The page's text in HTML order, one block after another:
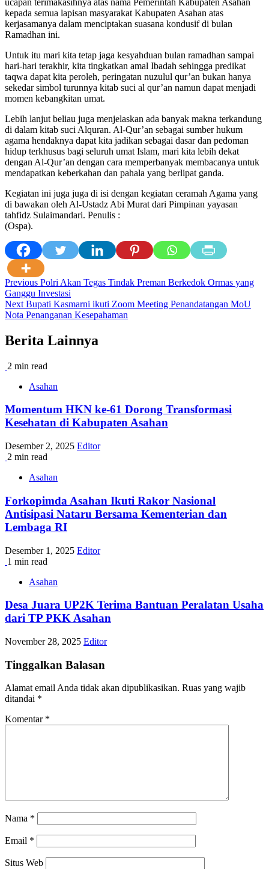
kepada semua lapisan masyarakat Kabupaten Asahan atas
kerjasamanya dalam menciptakan suasana kondusif di bulan
Ramadhan ini.
Untuk itu mari kita tetap jaga kesyahduan bulan ramadhan sampai
hari-hari terakhir, kita tingkatkan amal Ibadah sehingga predikat
taqwa dapat kita peroleh, peringatan nuzulul qur’an bukan hanya
sekedar simbol turunnya kitab suci al qur’an namun dapat menjadi
momen kebangkitan umat.
Lebih lanjut beliau juga menjelaskan ada banyak makna terkandung
di dalam kitab suci Alquran. Al-Qur’an sebagai sumber hukum
agama hendaknya dapat kita jadikan sebagai dasar dan pedoman
hidup terkhusus bagi seluruh umat Islam, mari kita lebih dekat
dengan Al-Qur’an dengan cara memperbanyak membacanya untuk
mendapatkan keberkahan dan pahala yang berlipat ganda.
Kegiatan ini juga juga di isi dengan kegiatan ceramah Agama yang
di bawakan oleh Al-Ustadz Abi Murat dari Pimpinan yayasan
tahfidz Sulaimandari. Penulis :
(Ospa).
Post
navigation
Previous Polri Akan Tegas Tindak Preman Berkedok Ormas yang
Ganggu Investasi
Next Bupati Kasmarni ikuti Zoom Meeting Penandatangan MoU
Nota Penanganan Kesepahaman
Berita Lainnya
2 min read
Asahan
Momentum HKN ke-61 Dorong Transformasi
Kesehatan di Kabupaten Asahan
Desember 2, 2025 Editor
2 min read
Asahan
Forkopimda Asahan Ikuti Rakor Nasional
Antisipasi Nataru Bersama Kementerian dan
Lembaga RI
Desember 1, 2025 Editor
1 min read
Asahan
Desa Juara UP2K Terima Bantuan Peralatan Usaha
dari TP PKK Asahan
November 28, 2025 Editor
Tinggalkan Balasan
Alamat email Anda tidak akan dipublikasikan. Ruas yang wajib
ditandai *
Komentar *
Nama *
Email *
Situs Web